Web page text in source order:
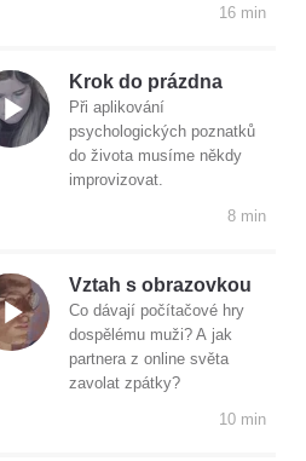
16 min
Krok do prázdna
Při aplikování
psychologických poznatků
do života musíme někdy
improvizovat.
8 min
Vztah s obrazovkou
Co dávají počítačové hry
dospělému muži? A jak
partnera z online světa
zavolat zpátky?
10 min